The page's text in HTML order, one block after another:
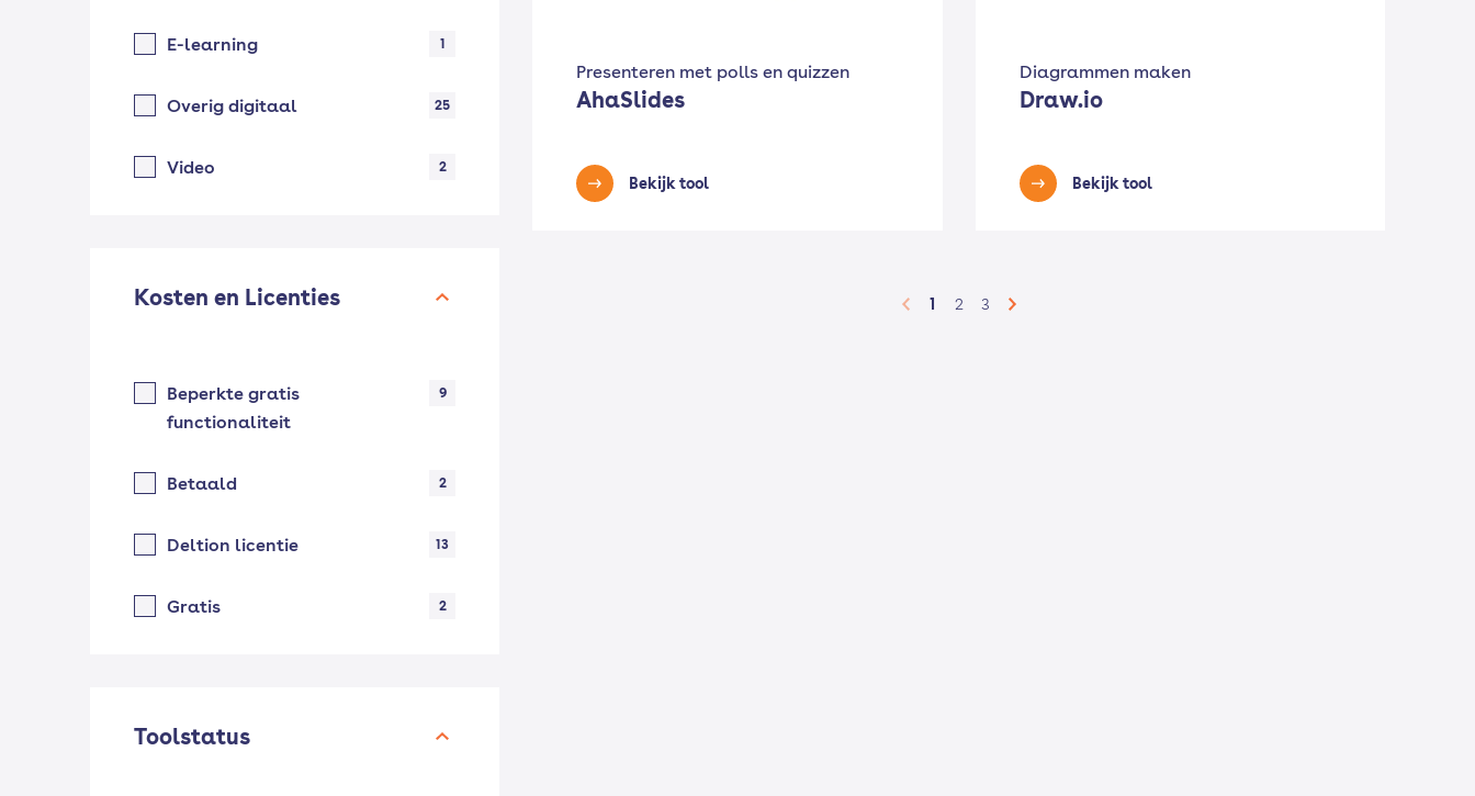
E-learning 1
Overig digitaal 25
Video 2
Kosten en Licenties
Beperkte gratis
functionaliteit
9
Betaald 2
Deltion licentie 13
Gratis 2
Toolstatus
Presenteren met polls en quizzen
AhaSlides
Bekijk tool
Diagrammen maken
Draw.io
Bekijk tool
1 2 3